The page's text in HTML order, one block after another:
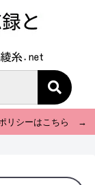
ポリシーはこちら →